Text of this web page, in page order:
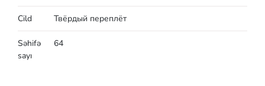
Cild Твёрдый переплёт
Səhifə
sayı
64